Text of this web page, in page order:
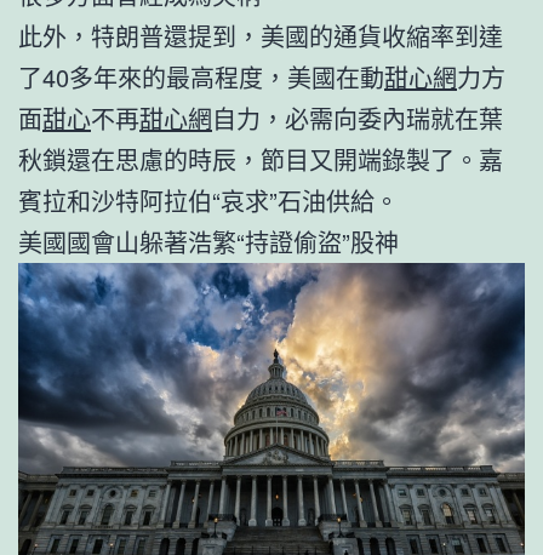
此外，特朗普還提到，美國的通貨收縮率到達
了40多年來的最高程度，美國在動甜心網力方
面甜心不再甜心網自力，必需向委內瑞就在葉
秋鎖還在思慮的時辰，節目又開端錄製了。嘉
賓拉和沙特阿拉伯“哀求”石油供給。
美國國會山躲著浩繁“持證偷盜”股神